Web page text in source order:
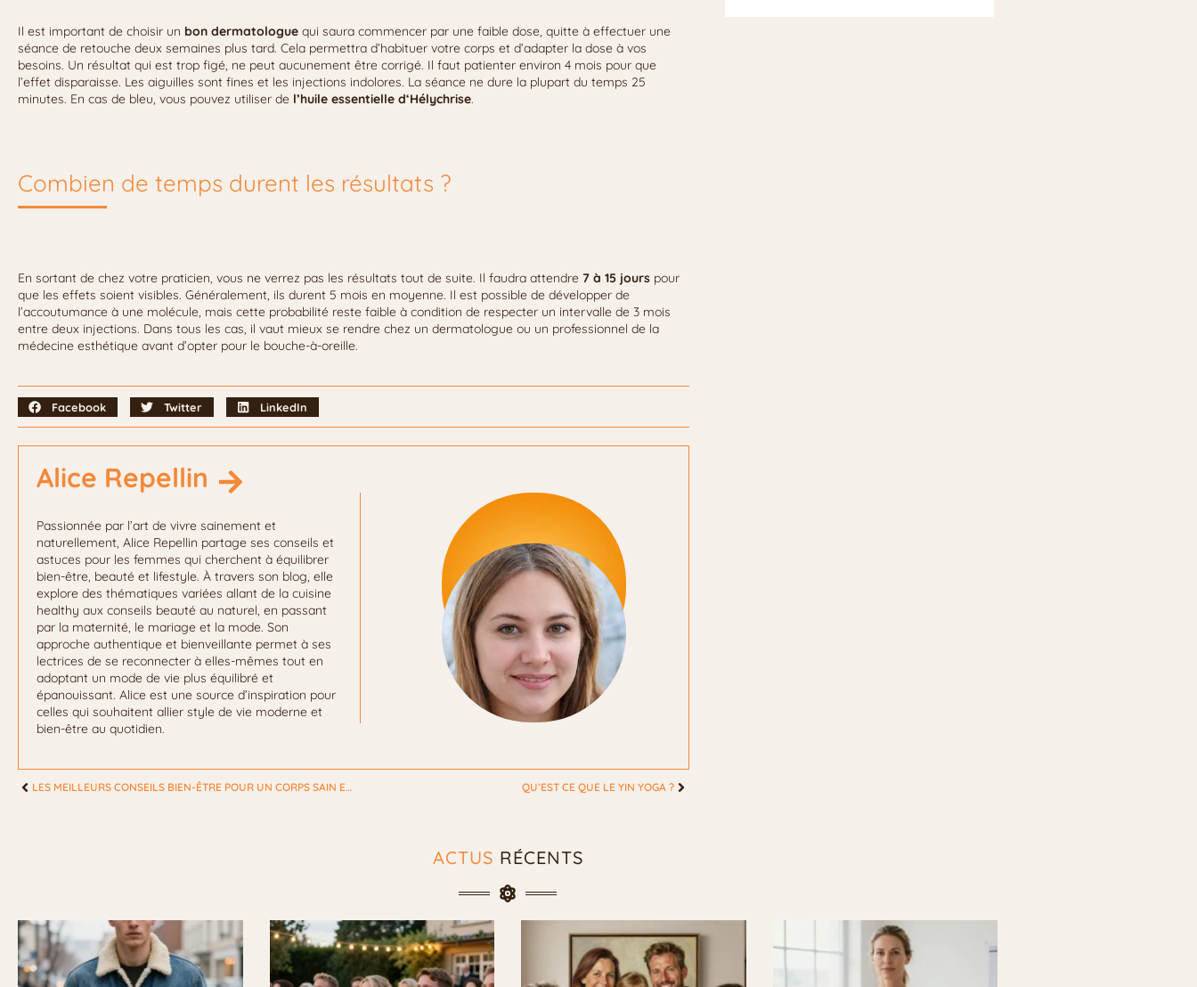
Il est important de choisir un bon dermatologue qui saura commencer par une faible dose, quitte à effectuer une
séance de retouche deux semaines plus tard. Cela permettra d’habituer votre corps et d’adapter la dose à vos
besoins. Un résultat qui est trop figé, ne peut aucunement être corrigé. Il faut patienter environ 4 mois pour que
l’effet disparaisse. Les aiguilles sont fines et les injections indolores. La séance ne dure la plupart du temps 25
minutes. En cas de bleu, vous pouvez utiliser de l’huile essentielle d‘Hélychrise.
Combien de temps durent les résultats ?
En sortant de chez votre praticien, vous ne verrez pas les résultats tout de suite. Il faudra attendre 7 à 15 jours pour
que les effets soient visibles. Généralement, ils durent 5 mois en moyenne. Il est possible de développer de
l’accoutumance à une molécule, mais cette probabilité reste faible à condition de respecter un intervalle de 3 mois
entre deux injections. Dans tous les cas, il vaut mieux se rendre chez un dermatologue ou un professionnel de la
médecine esthétique avant d’opter pour le bouche-à-oreille.
Facebook Twitter LinkedIn
Alice Repellin
Passionnée par l’art de vivre sainement et
naturellement, Alice Repellin partage ses conseils et
astuces pour les femmes qui cherchent à équilibrer
bien-être, beauté et lifestyle. À travers son blog, elle
explore des thématiques variées allant de la cuisine
healthy aux conseils beauté au naturel, en passant
par la maternité, le mariage et la mode. Son
approche authentique et bienveillante permet à ses
lectrices de se reconnecter à elles-mêmes tout en
adoptant un mode de vie plus équilibré et
épanouissant. Alice est une source d’inspiration pour
celles qui souhaitent allier style de vie moderne et
bien-être au quotidien.
LES MEILLEURS CONSEILS BIEN-ÊTRE POUR UN CORPS SAIN ET UNE PEAU RADIEUSE QU’EST CE QUE LE YIN YOGA ?
ACTUS RÉCENTS